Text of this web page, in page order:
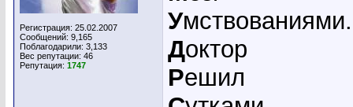
Регистрация: 25.02.2007
Сообщений: 9,165
Поблагодарили: 3,133
Вес репутации: 46
Репутация: 1747
Умствованиями.
Доктор
Решил